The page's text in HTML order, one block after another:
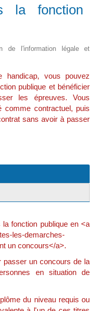
la fonction
de l'information légale et
vous pouvez
publique et bénéficier
les épreuves. Vous
comme contractuel, puis
sans avoir à passer
fonction publique en <a
les-demarches-
un concours</a>.
passer un concours de la
en situation de
du niveau requis ou